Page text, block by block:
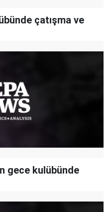
çatışma ve
gece kulübünde